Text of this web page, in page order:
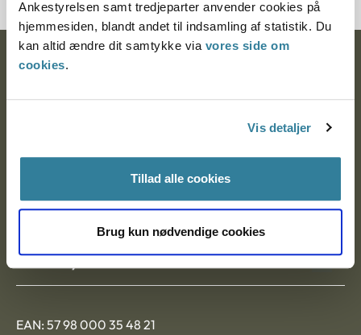
Ankestyrelsen samt tredjeparter anvender cookies på
hjemmesiden, blandt andet til indsamling af statistik. Du
kan altid ændre dit samtykke via vores side om
cookies.
Vis detaljer
Tillad alle cookies
Brug kun nødvendige cookies
Ankestyrelsen
Postadresse:
9000 Aalborg
Ankestyrelsen Aalborg
EAN: 57 98 000 35 48 21